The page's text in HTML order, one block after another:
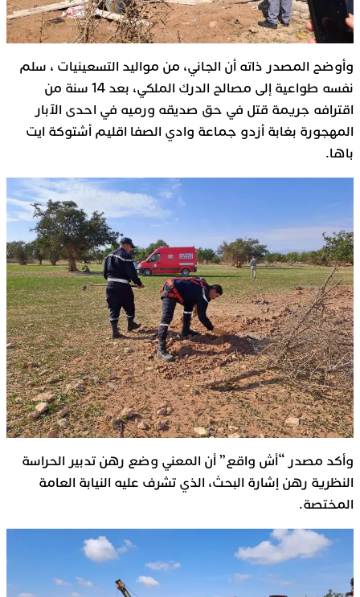
وأوضح المصدر ذاته أن الجاني، من مواليد التسعينيات ، سلم
نفسه طواعية إلى مصالح الدرك الملكي، بعد 14 سنة من
اقترافه جريمة قتل في حق صديقه ورميه في احدى الآبار
المهجورة بغابة أزدو جماعة وادي الصفا اقليم أشتوكة ايت
باها.
وأكد مصدر “أش واقع” أن المعني وضع رهن تدبير الحراسة
النظرية رهن إشارة البحث، الذي تشرف عليه النيابة العامة
المختصة.